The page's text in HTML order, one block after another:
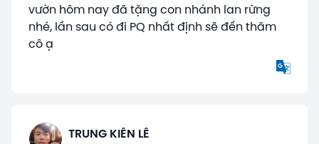
vườn hôm nay đã tặng con nhánh lan rừng
nhé, lần sau có đi PQ nhất định sẽ đến thăm
cô ạ
TRUNG KIÊN LÊ